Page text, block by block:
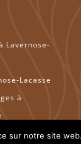
Lavernose-
Lacasse
à
naturels à
sur notre site